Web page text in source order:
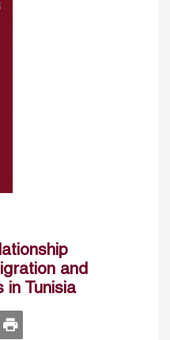
and
in Tunisia